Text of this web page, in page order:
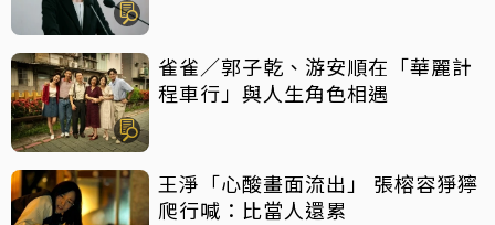
雀雀／郭子乾、游安順在「華麗計
程車行」與人生角色相遇
王淨「心酸畫面流出」 張榕容猙獰
爬行喊：比當人還累